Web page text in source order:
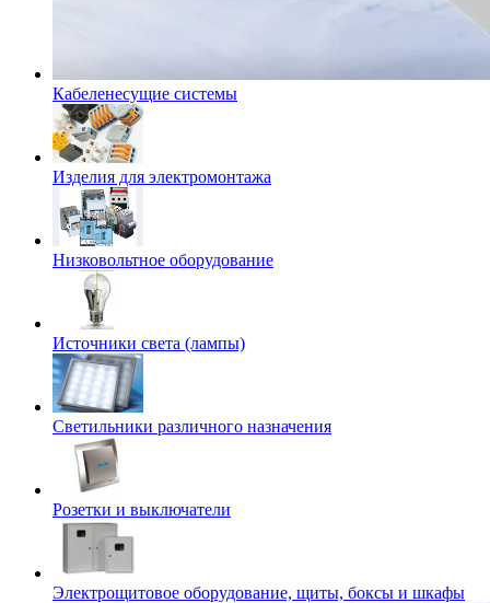
Кабеленесущие системы
Изделия для электромонтажа
Низковольтное оборудование
Источники света (лампы)
Светильники различного назначения
Розетки и выключатели
Электрощитовое оборудование, щиты, боксы и шкафы